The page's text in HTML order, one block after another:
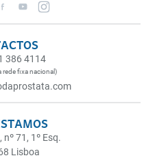
386 4114
rede fixa nacional)
71, 1º Esq.
Lisboa